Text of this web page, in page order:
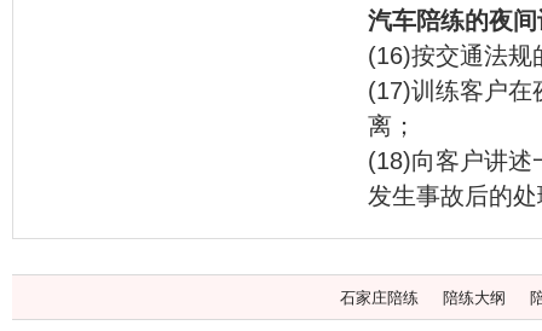
汽车陪练的夜
(16)按交通法规
(17)训练客户在
离；
(18)向客户讲述
发生事故后的
石家庄陪练 陪练大纲